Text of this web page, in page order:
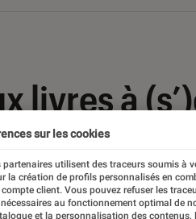
livres à
sur les cookies
partenaires utilisent des traceurs soumis à
la création de profils personnalisés en
compte client. Vous pouvez refuser les
au fonctionnement optimal de
et la personnalisation des contenus,